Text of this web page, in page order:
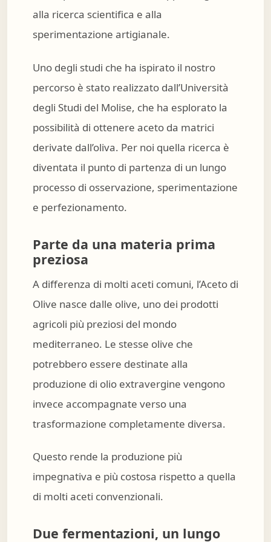
alla ricerca scientifica e alla
sperimentazione artigianale.
Uno degli studi che ha ispirato il nostro
percorso è stato realizzato dall’Università
degli Studi del Molise, che ha esplorato la
possibilità di ottenere aceto da matrici
derivate dall’oliva. Per noi quella ricerca è
diventata il punto di partenza di un lungo
processo di osservazione, sperimentazione
e perfezionamento.
Parte da una materia prima
preziosa
A differenza di molti aceti comuni, l’Aceto di
Olive nasce dalle olive, uno dei prodotti
agricoli più preziosi del mondo
mediterraneo. Le stesse olive che
potrebbero essere destinate alla
produzione di olio extravergine vengono
invece accompagnate verso una
trasformazione completamente diversa.
Questo rende la produzione più
impegnativa e più costosa rispetto a quella
di molti aceti convenzionali.
Due fermentazioni, un lungo